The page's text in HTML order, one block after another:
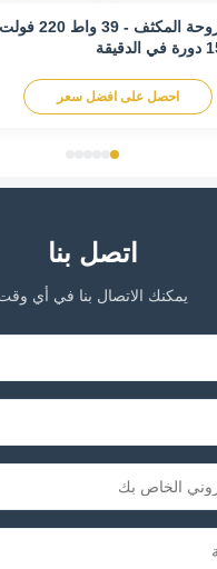
محرك مروحة المكثف - 39 واط 220 فولت 60
احصل على افضل سعر
اتصل بنا
يمكنك الاتصال بنا في أي وقت